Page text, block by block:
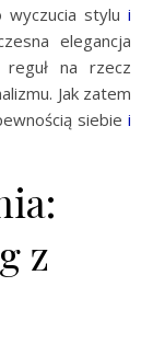
stylu i
elegancja
reguł na rzecz
Jak zatem
siebie i
z